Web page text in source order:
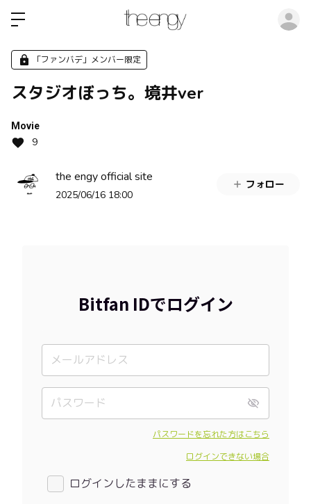
「ファンバデ」メンバー限定
スタジオぼっち。境井ver
Movie
9
the engy official site
2025/06/16 18:00
フォロー
Bitfan IDでログイン
パスワードを忘れた方はこちら
ログインできない場合
ログインしたままにする